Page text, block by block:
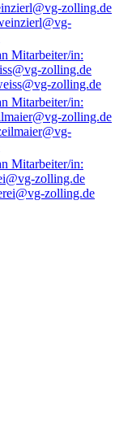
zolling.de
zolling.de